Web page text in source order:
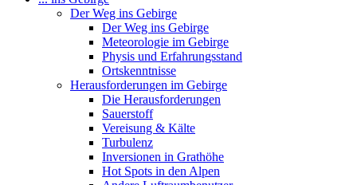
Der Weg ins Gebirge
Der Weg ins Gebirge
Meteorologie im Gebirge
Physis und Erfahrungsstand
Ortskenntnisse
Herausforderungen im Gebirge
Die Herausforderungen
Sauerstoff
Vereisung & Kälte
Turbulenz
Inversionen in Grathöhe
Hot Spots in den Alpen